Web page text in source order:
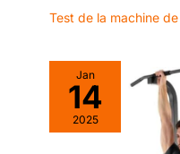
Test de la machine
Jan
14
2025